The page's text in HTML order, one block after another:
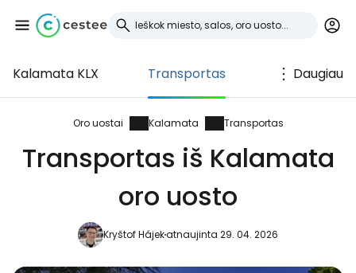
Kalamata KLX Transportas Daugiau
Oro uostai Kalamata Transportas
Transportas iš Kalamata
oro uosto
Kryštof Hájekatnaujinta 29. 04. 2026
Prisijunkite prie
Cestee
... pasaulinė kelionių bendruomenė